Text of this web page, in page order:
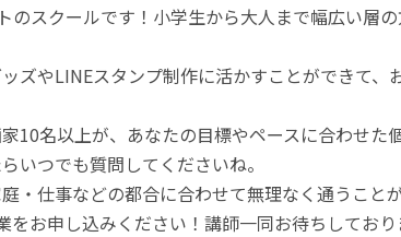
スクールです！小学生から大人まで幅広い層
ズやLINEスタンプ制作に活かすことができて、
10名以上が、あなたの目標やペースに合わせた
いつでも質問してくださいね。
・仕事などの都合に合わせて無理なく通うこと
お申し込みください！講師一同お待ちしており